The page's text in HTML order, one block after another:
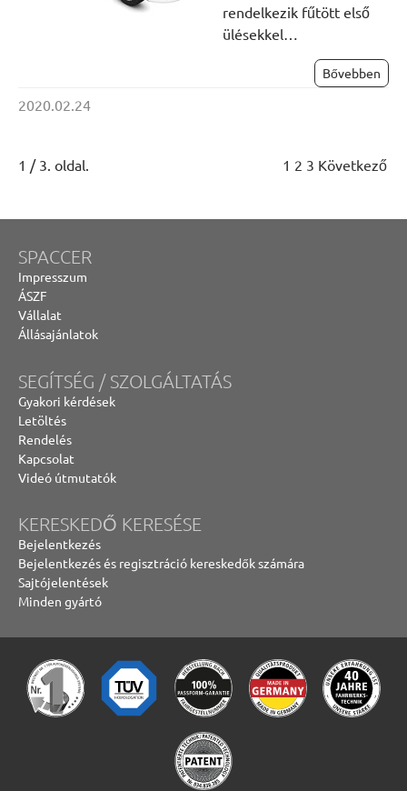
rendelkezik fűtött első
ülésekkel…
Bővebben
2020.02.24
1 / 3. oldal. 1 2 3 Következő
SPACCER
Impresszum
ÁSZF
Vállalat
Állásajánlatok
SEGÍTSÉG / SZOLGÁLTATÁS
Gyakori kérdések
Letöltés
Rendelés
Kapcsolat
Videó útmutatók
KERESKEDŐ KERESÉSE
Bejelentkezés
Bejelentkezés és regisztráció kereskedők számára
Sajtójelentések
Minden gyártó